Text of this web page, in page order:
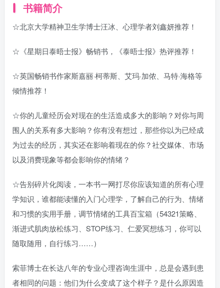
书籍简介
☆北京大学精神卫生学博士汪冰、心理学者刘鑫妍推荐！
☆《星期日泰晤士报》畅销书，《泰晤士报》热评推荐！
☆英国畅销书作家斯嘉丽·柯蒂斯、艾玛·加侬、马特·海格等
倾情推荐！
☆你的儿童经历会对现在的生活造成多大的影响？对你与周
围人的关系有多大影响？你有没有想过，那些你以为已经成
为过去的经历，其实还在影响着现在的你？社交媒体、市场
以及消费现象等都会影响你的情绪？
☆告别碎片化阅读，一本书一网打尽你应该知道的所有心理
学知识，谁都能读懂的入门心理学，了解自己的行为、情绪
和习惯的实用手册，调节情绪的工具百宝箱（54321策略、
渐进式肌肉放松练习、STOP练习、仁爱冥想练习，你可以
随取随用，自行练习……）
索菲博士在长达八年的专业心理咨询生涯中，总是会遇到患
者相同的问题：他们为什么变成了这个样子？是什么原因造